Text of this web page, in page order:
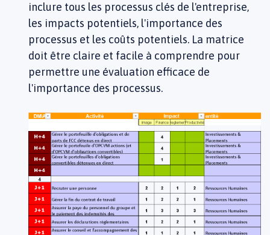
inclure tous les processus clés de l'entreprise,
les impacts potentiels, l'importance des
processus et les coûts potentiels. La matrice
doit être claire et facile à comprendre pour
permettre une évaluation efficace de
l'importance des processus.